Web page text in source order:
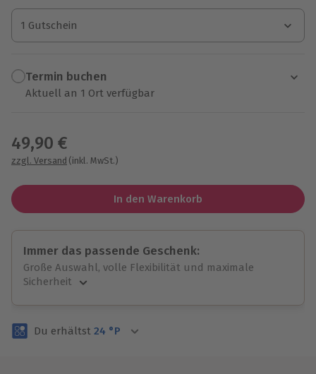
1 Gutschein
1 Gutschein
1 Gutschein
Termin buchen
Aktuell an 1 Ort verfügbar
49,90 €
zzgl. Versand (inkl. MwSt.)
In den Warenkorb
Immer das passende Geschenk:
Große Auswahl, volle Flexibilität und maximale
Sicherheit
Volle Flexibilität
Du erhältst 24 °P